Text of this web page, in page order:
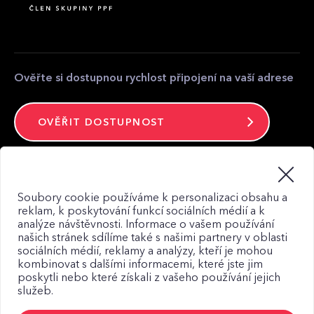
Partnerská zóna
Kontakt
Ověřte si dostupnou rychlost připojení na vaší adrese
OVĚŘIT DOSTUPNOST
Mapa webu
Zásady zpracování osobních údajů
Soubory cookie používáme k personalizaci obsahu a
reklam, k poskytování funkcí sociálních médií a k
analýze návštěvnosti. Informace o vašem používání
našich stránek sdílíme také s našimi partnery v oblasti
sociálních médií, reklamy a analýzy, kteří je mohou
kombinovat s dalšími informacemi, které jste jim
poskytli nebo které získali z vašeho používání jejich
služeb.